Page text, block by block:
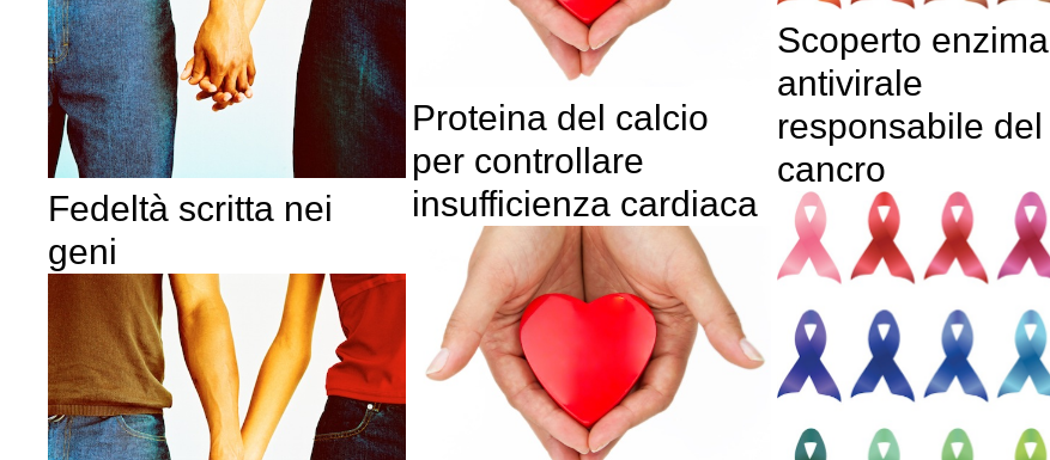
Scoperto enzima
antivirale
responsabile del
cancro
Fedeltà scritta nei
geni
Proteina del calcio
per controllare
insufficienza cardiaca